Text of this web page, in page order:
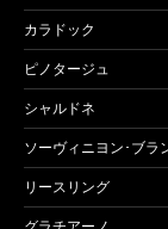
カラドック
ピノタージュ
シャルドネ
ソーヴィニヨン･ブラ
リースリング